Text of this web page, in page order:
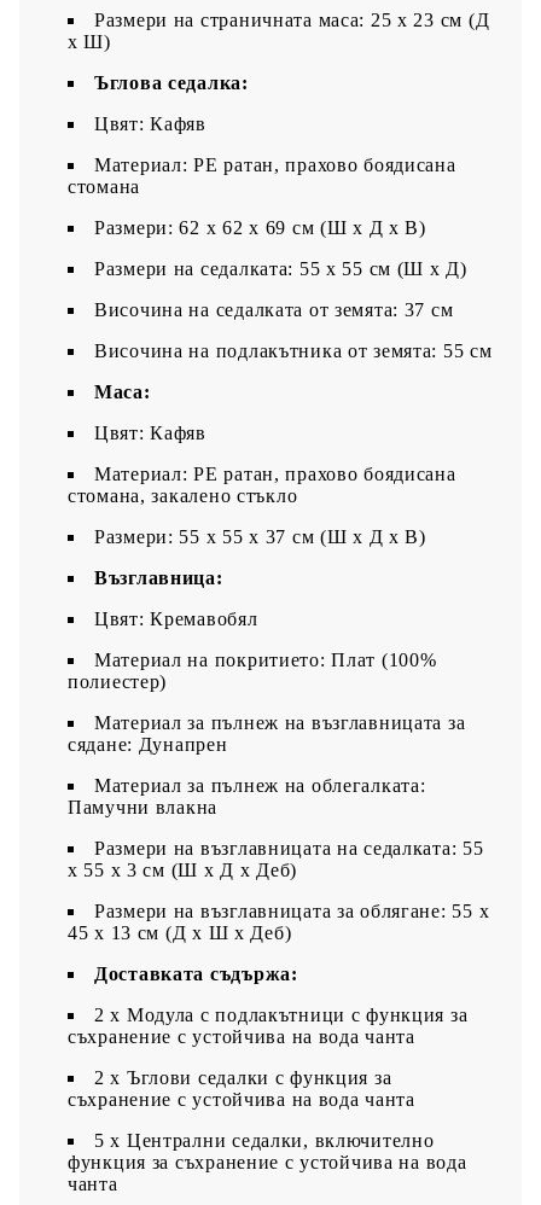
Размери на страничната маса: 25 x 23 см (Д
x Ш)
Ъглова седалка:
Цвят: Кафяв
Материал: PE ратан, прахово боядисана
стомана
Размери: 62 x 62 x 69 см (Ш x Д x В)
Размери на седалката: 55 x 55 cм (Ш x Д)
Височина на седалката от земята: 37 см
Височина на подлакътника от земята: 55 см
Маса:
Цвят: Кафяв
Материал: PE ратан, прахово боядисана
стомана, закалено стъкло
Размери: 55 x 55 x 37 см (Ш x Д x В)
Възглавница:
Цвят: Кремавобял
Материал на покритието: Плат (100%
полиестер)
Материал за пълнеж на възглавницата за
сядане: Дунапрен
Материал за пълнеж на облегалката:
Памучни влакна
Размери на възглавницата на седалката: 55
x 55 x 3 см (Ш x Д x Деб)
Размери на възглавницата за облягане: 55 x
45 x 13 см (Д х Ш x Деб)
Доставката съдържа:
2 x Модула с подлакътници с функция за
съхранение с устойчива на вода чанта
2 x Ъглови седалки с функция за
съхранение с устойчива на вода чанта
5 x Централни седалки, включително
функция за съхранение с устойчива на вода
чанта